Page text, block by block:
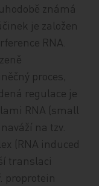
známá
je založen
RNA.
proces,
regulace je
RNA (small
na tzv.
(RNA induced
translaci
proprotein